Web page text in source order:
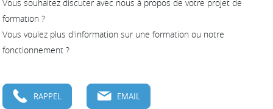
Vous souhaitez discuter avec nous à propos de votre projet de
formation ?
Vous voulez plus d'information sur une formation ou notre
fonctionnement ?
RAPPEL EMAIL